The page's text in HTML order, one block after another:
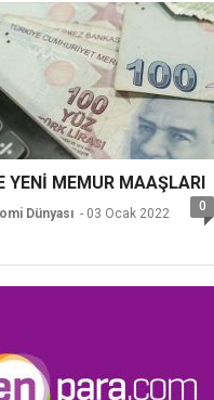
YENİ MEMUR MAAŞLARI
Dünyası - 03 Ocak 2022 0